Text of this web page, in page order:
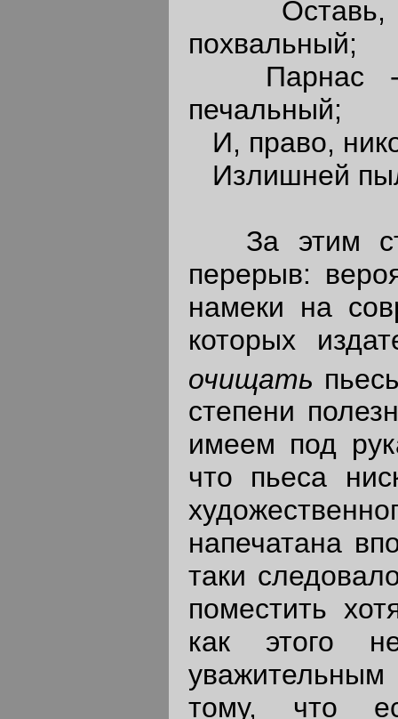
Оставь,
похвальный;
Парнас -
печальный;
И, право,
Излишней
За этим
перерыв:
намеки на
которых
очищать
степени
имеем под
что пьеса
напечатана
таки
поместить
как этого
тому, что